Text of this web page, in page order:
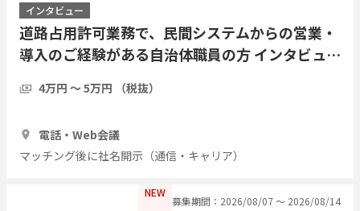
インタビュー
道路占用許可業務で、民間システムからの営業・
導入のご経験がある自治体職員の方 インタビュー
4万円 〜 5万円 （税抜）
電話・Web会議
マッチング後に社名開示（通信・キャリア）
NEW
募集期間：2026/08/07 〜 2026/08/14